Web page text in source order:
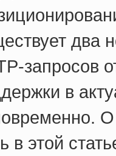
два
запросов
в
О
в этой